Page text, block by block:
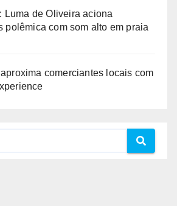
Luma de Oliveira aciona
polêmica com som alto em praia
comerciantes locais com